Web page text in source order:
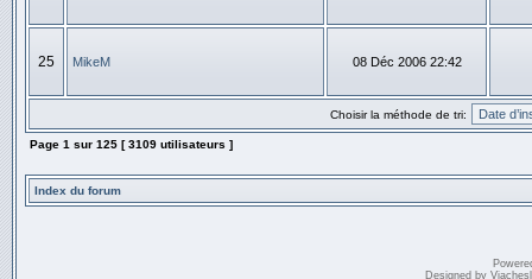
25 MikeM 08 Déc 2006 22:42
Choisir la méthode de tri:
Page 1 sur 125 [ 3109 utilisateurs ]
Index du forum
Designed by